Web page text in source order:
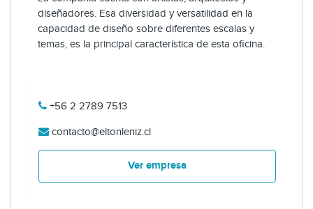
diseñadores. Esa diversidad y versatilidad en la
capacidad de diseño sobre diferentes escalas y
temas, es la principal característica de esta oficina.
+56 2 2789 7513
contacto@eltonleniz.cl
Ver empresa